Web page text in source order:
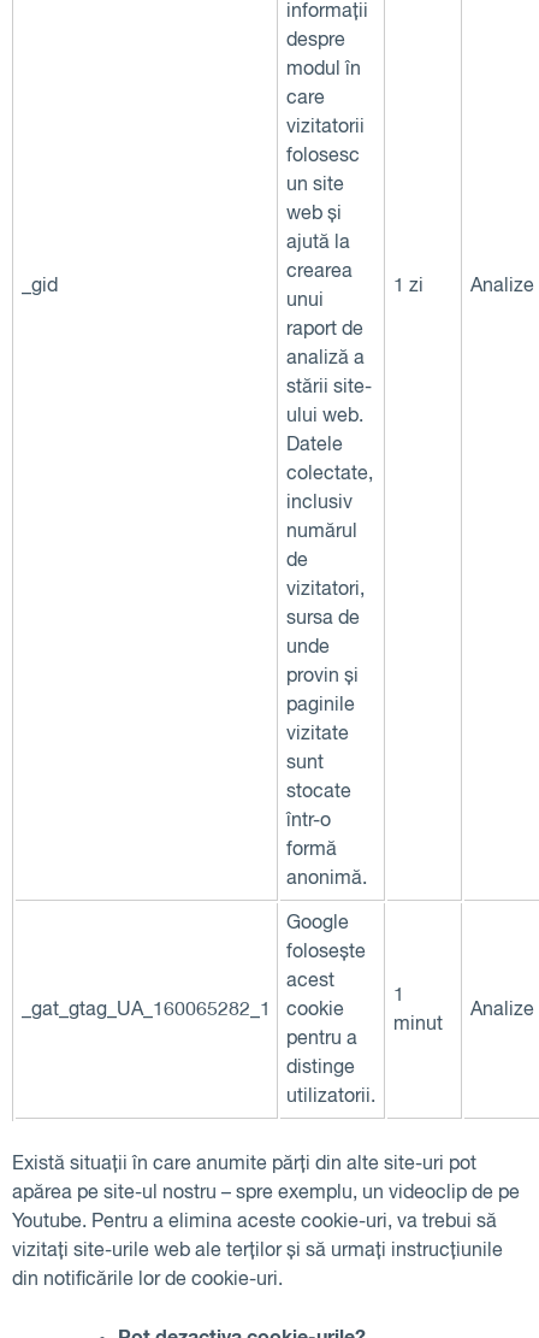
_gid
informații
despre
modul în
care
vizitatorii
folosesc
un site
web și
ajută la
crearea
unui
raport de
analiză a
stării site-
ului web.
Datele
colectate,
inclusiv
numărul
de
vizitatori,
sursa de
unde
provin și
paginile
vizitate
sunt
stocate
într-o
formă
anonimă.
1 zi Analize
_gat_gtag_UA_160065282_1
Google
folosește
acest
cookie
pentru a
distinge
utilizatorii.
1
minut
Analize
Există situații în care anumite părți din alte site-uri pot
apărea pe site-ul nostru – spre exemplu, un videoclip de pe
Youtube. Pentru a elimina aceste cookie-uri, va trebui să
vizitați site-urile web ale terților și să urmați instrucțiunile
din notificările lor de cookie-uri.